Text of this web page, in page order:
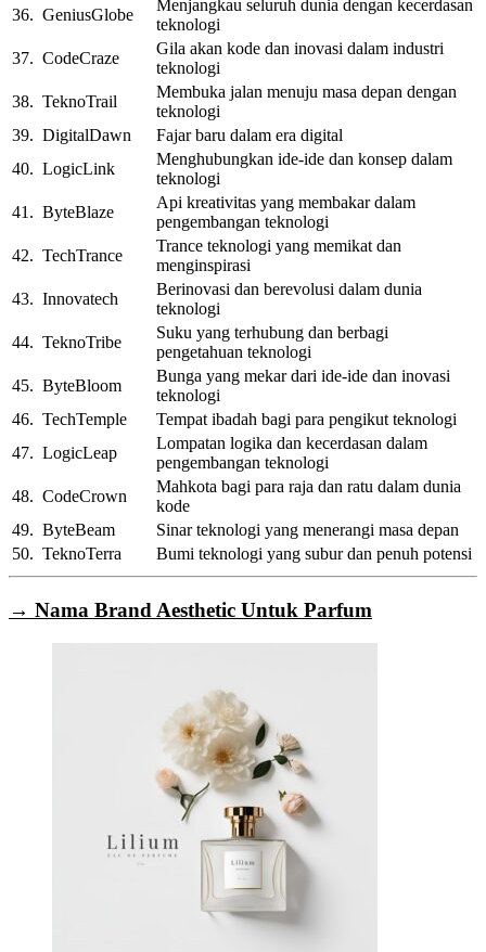
36. GeniusGlobe
Menjangkau seluruh dunia dengan kecerdasan
teknologi
37. CodeCraze
Gila akan kode dan inovasi dalam industri
teknologi
38. TeknoTrail
Membuka jalan menuju masa depan dengan
teknologi
39. DigitalDawn
Fajar baru dalam era digital
40. LogicLink
Menghubungkan ide-ide dan konsep dalam
teknologi
41. ByteBlaze
Api kreativitas yang membakar dalam
pengembangan teknologi
42. TechTrance
Trance teknologi yang memikat dan
menginspirasi
43. Innovatech
Berinovasi dan berevolusi dalam dunia
teknologi
44. TeknoTribe
Suku yang terhubung dan berbagi
pengetahuan teknologi
45. ByteBloom
Bunga yang mekar dari ide-ide dan inovasi
teknologi
46. TechTemple
Tempat ibadah bagi para pengikut teknologi
47. LogicLeap
Lompatan logika dan kecerdasan dalam
pengembangan teknologi
48. CodeCrown
Mahkota bagi para raja dan ratu dalam dunia
kode
49. ByteBeam
Sinar teknologi yang menerangi masa depan
50. TeknoTerra Bumi teknologi yang subur dan penuh potensi
→ Nama Brand Aesthetic Untuk Parfum